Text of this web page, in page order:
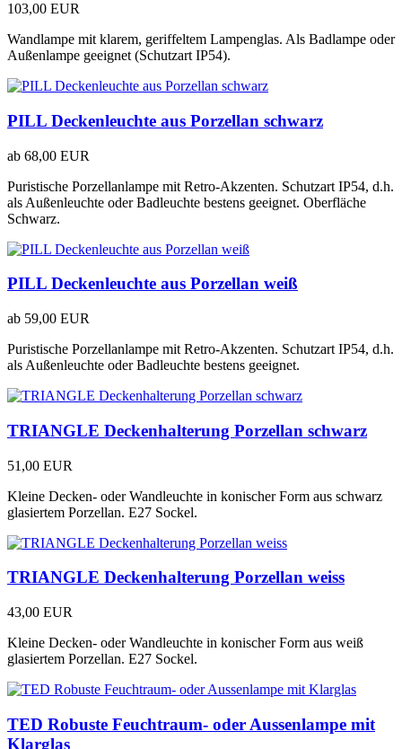
103,00 EUR
Wandlampe mit klarem, geriffeltem Lampenglas. Als Badlampe oder
Außenlampe geeignet (Schutzart IP54).
PILL Deckenleuchte aus Porzellan schwarz
ab 68,00 EUR
Puristische Porzellanlampe mit Retro-Akzenten. Schutzart IP54, d.h.
als Außenleuchte oder Badleuchte bestens geeignet. Oberfläche
Schwarz.
PILL Deckenleuchte aus Porzellan weiß
ab 59,00 EUR
Puristische Porzellanlampe mit Retro-Akzenten. Schutzart IP54, d.h.
als Außenleuchte oder Badleuchte bestens geeignet.
TRIANGLE Deckenhalterung Porzellan schwarz
51,00 EUR
Kleine Decken- oder Wandleuchte in konischer Form aus schwarz
glasiertem Porzellan. E27 Sockel.
TRIANGLE Deckenhalterung Porzellan weiss
43,00 EUR
Kleine Decken- oder Wandleuchte in konischer Form aus weiß
glasiertem Porzellan. E27 Sockel.
TED Robuste Feuchtraum- oder Aussenlampe mit
Klarglas